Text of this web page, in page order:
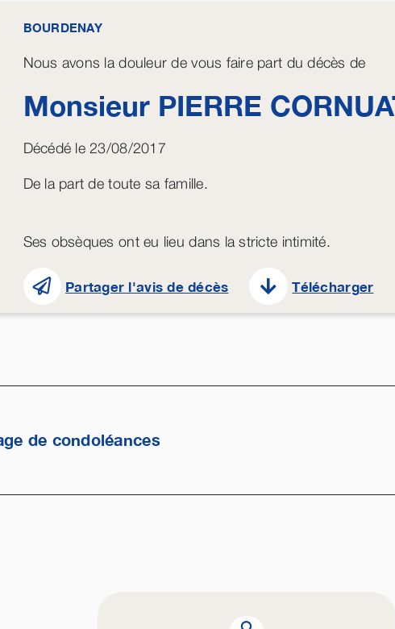
BOURDENAY
Nous avons la douleur de vous faire part du décès de
Monsieur PIERRE
Décédé le 23/08/2017
De la part de toute sa famille.
Ses obsèques ont eu lieu dans la stricte intimité.
Partager l'avis de décès Télécharger
de condoléances